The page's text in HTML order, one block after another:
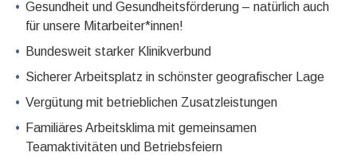
Gesundheit und Gesundheitsförderung – natürlich auch
für unsere Mitarbeiter*innen!
Bundesweit starker Klinikverbund
Sicherer Arbeitsplatz in schönster geografischer Lage
Vergütung mit betrieblichen Zusatzleistungen
Familiäres Arbeitsklima mit gemeinsamen
Teamaktivitäten und Betriebsfeiern